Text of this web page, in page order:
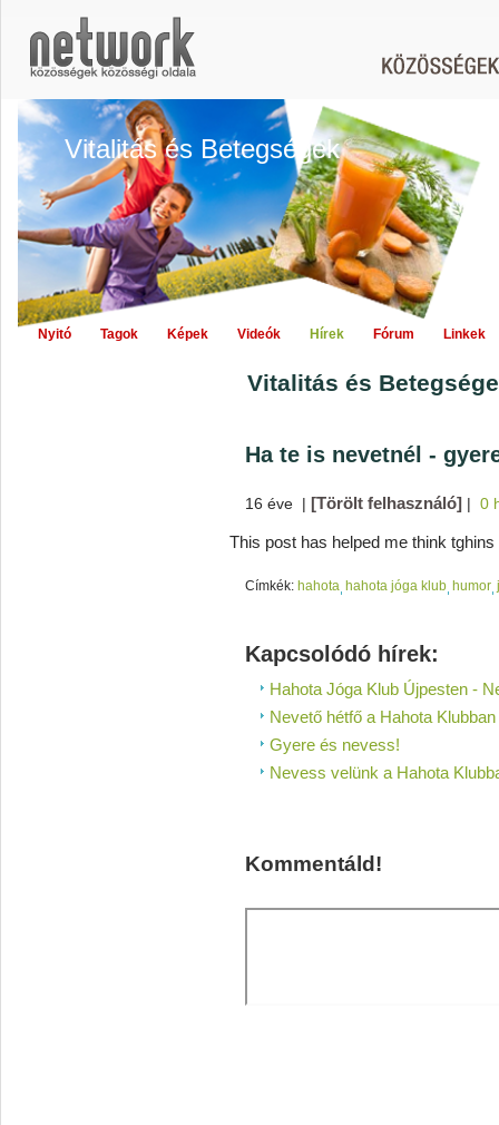
Vitalitás és Betegségek
Nyitó Tagok Képek Videók Hírek Fórum Linkek
Vitalitás és
Ha te is nevetnél -
16 éve | [Törölt felhasználó] | 0
This post has helped me think tghins
Címkék: hahota hahota jóga klub humor
Kapcsolódó hírek:
Hahota Jóga Klub Újpesten -
Nevető hétfő a Hahota Klubban
Gyere és nevess!
Nevess velünk a Hahota
Kommentáld!